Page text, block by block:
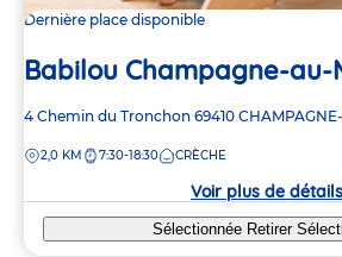
Dernière place disponible
Babilou Champagne-au-
Adresse
la
4 Chemin du Tronchon 69410
DISTANCE
2,0 KM 7:30-18:30 CRÈCHE
Voir plus de détails
Sélectionnée Retirer